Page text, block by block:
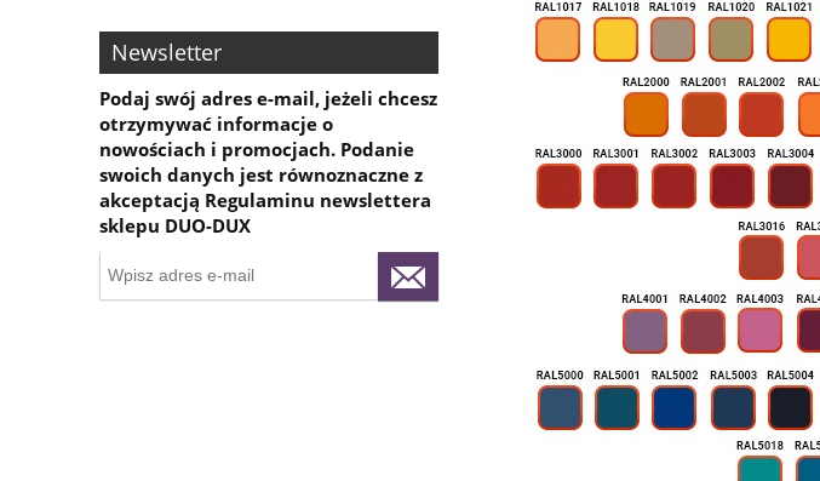
Newsletter
Podaj swój adres e-mail, jeżeli chcesz
otrzymywać informacje o
nowościach i promocjach. Podanie
swoich danych jest równoznaczne z
akceptacją Regulaminu newslettera
sklepu DUO-DUX